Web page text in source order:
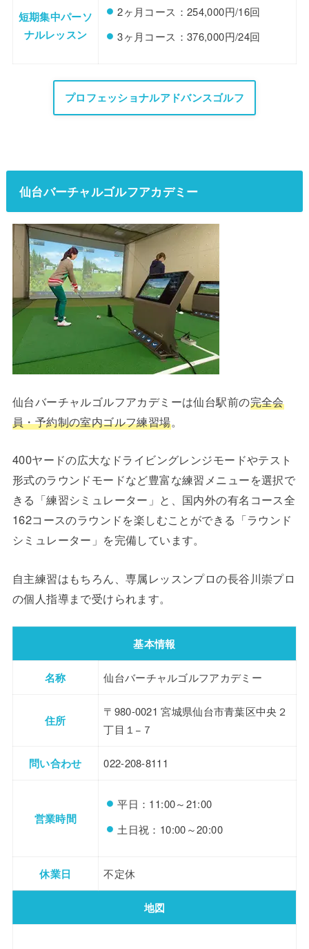
短期集中パーソ
ナルレッスン
2ヶ月コース：254,000円/16回
3ヶ月コース：376,000円/24回
プロフェッショナルアドバンスゴルフ
仙台バーチャルゴルフアカデミー
仙台バーチャルゴルフアカデミーは仙台駅前の完全会
員・予約制の室内ゴルフ練習場。
400ヤードの広大なドライビングレンジモードやテスト
形式のラウンドモードなど豊富な練習メニューを選択で
きる「練習シミュレーター」と、国内外の有名コース全
162コースのラウンドを楽しむことができる「ラウンド
シミュレーター」を完備しています。
自主練習はもちろん、専属レッスンプロの長谷川崇プロ
の個人指導まで受けられます。
基本情報
名称 仙台バーチャルゴルフアカデミー
住所
〒980-0021 宮城県仙台市青葉区中央２
丁目１−７
問い合わせ 022-208-8111
営業時間
平日：11:00～21:00
土日祝：10:00～20:00
休業日 不定休
地図